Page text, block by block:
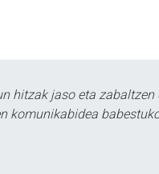
hitzak jaso eta
komunikabidea